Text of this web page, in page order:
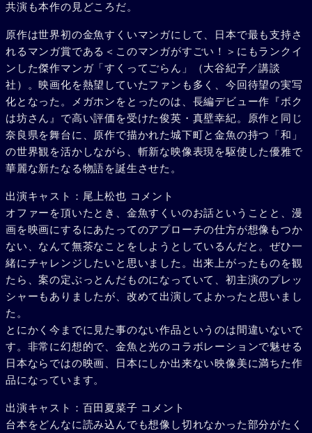
共演も本作の見どころだ。
原作は世界初の金魚すくいマンガにして、日本で最も支持さ
れるマンガ賞である＜このマンガがすごい！＞にもランクイ
ンした傑作マンガ「すくってごらん」（大谷紀子／講談
社）。映画化を熱望していたファンも多く、今回待望の実写
化となった。メガホンをとったのは、長編デビュー作『ボク
は坊さん』で高い評価を受けた俊英・真壁幸紀。原作と同じ
奈良県を舞台に、原作で描かれた城下町と金魚の持つ「和」
の世界観を活かしながら、斬新な映像表現を駆使した優雅で
華麗な新たなる物語を誕生させた。
出演キャスト：尾上松也 コメント
オファーを頂いたとき、金魚すくいのお話ということと、漫
画を映画にするにあたってのアプローチの仕方が想像もつか
ない、なんて無茶なことをしようとしているんだと。ぜひ一
緒にチャレンジしたいと思いました。出来上がったものを観
たら、案の定ぶっとんだものになっていて、初主演のプレッ
シャーもありましたが、改めて出演してよかったと思いまし
た。
とにかく今までに見た事のない作品というのは間違いないで
す。非常に幻想的で、金魚と光のコラボレーションで魅せる
日本ならではの映画、日本にしか出来ない映像美に満ちた作
品になっています。
出演キャスト：百田夏菜子 コメント
台本をどんなに読み込んでも想像し切れなかった部分がたく